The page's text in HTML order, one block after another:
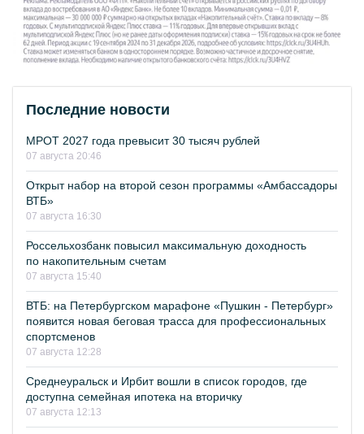
Последние новости
МРОТ 2027 года превысит 30 тысяч рублей
07 августа 20:46
Открыт набор на второй сезон программы «Амбассадоры
ВТБ»
07 августа 16:30
Россельхозбанк повысил максимальную доходность
по накопительным счетам
07 августа 15:40
ВТБ: на Петербургском марафоне «Пушкин - Петербург»
появится новая беговая трасса для профессиональных
спортсменов
07 августа 12:28
Среднеуральск и Ирбит вошли в список городов, где
доступна семейная ипотека на вторичку
07 августа 12:13